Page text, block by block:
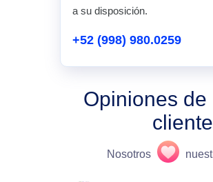
a su disposición.
+52 (998) 980.0259
Opiniones de
Nosotros